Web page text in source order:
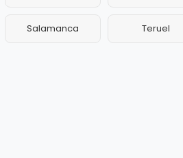
Salamanca Teruel